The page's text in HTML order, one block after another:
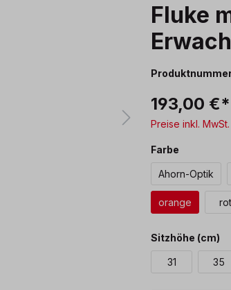
Fluke
193,00 €*
Preise inkl.
Farbe
Ahorn-Optik
orange rot
Sitzhöhe (cm)
31 35